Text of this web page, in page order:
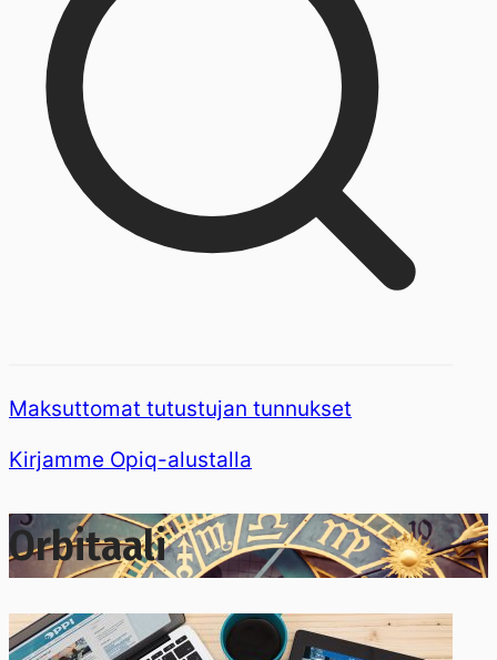
Maksuttomat tutustujan tunnukset
Kirjamme Opiq-alustalla
Orbitaali